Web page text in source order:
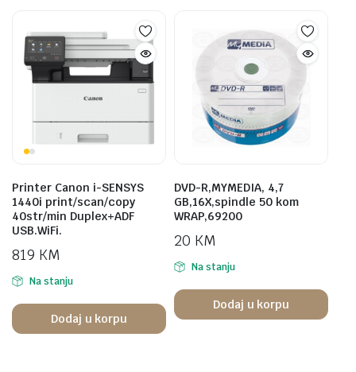
Printer Canon i-SENSYS
1440i print/scan/copy
40str/min Duplex+ADF
USB.WiFi.
819 KM
Na stanju
Dodaj u korpu
DVD-R,MYMEDIA, 4,7
GB,16X,spindle 50 kom
WRAP,69200
20 KM
Na stanju
Dodaj u korpu